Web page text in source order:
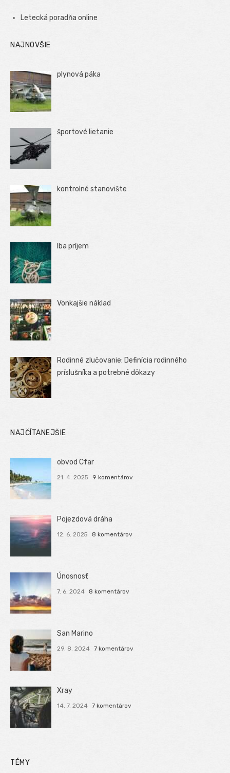
Letecká poradňa online
NAJNOVŠIE
plynová páka
športové lietanie
kontrolné stanovište
Iba príjem
Vonkajšie náklad
Rodinné zlučovanie: Definícia rodinného
príslušníka a potrebné dôkazy
NAJČÍTANEJŠIE
obvod Cfar
21. 4. 2025 9 komentárov
Pojezdová dráha
12. 6. 2025 8 komentárov
Únosnosť
7. 6. 2024 8 komentárov
San Marino
29. 8. 2024 7 komentárov
Xray
14. 7. 2024 7 komentárov
TÉMY